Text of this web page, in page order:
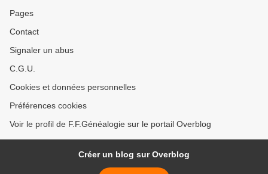
Pages
Contact
Signaler un abus
C.G.U.
Cookies et données personnelles
Préférences cookies
Voir le profil de F.F.Généalogie sur le portail Overblog
Créer un blog sur Overblog